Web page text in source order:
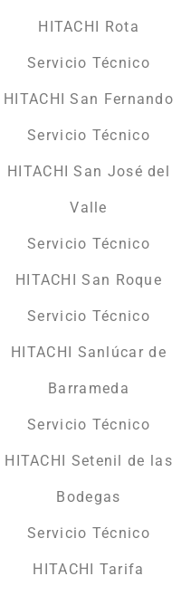
HITACHI Rota
Servicio Técnico
HITACHI San Fernando
Servicio Técnico
HITACHI San José del
Valle
Servicio Técnico
HITACHI San Roque
Servicio Técnico
HITACHI Sanlúcar de
Barrameda
Servicio Técnico
HITACHI Setenil de las
Bodegas
Servicio Técnico
HITACHI Tarifa